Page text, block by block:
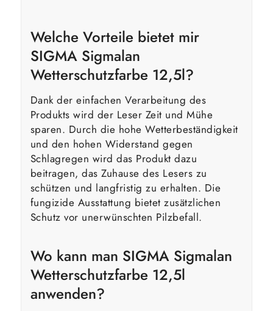
Welche Vorteile bietet mir
SIGMA Sigmalan
Wetterschutzfarbe 12,5l?
Dank der einfachen Verarbeitung des
Produkts wird der Leser Zeit und Mühe
sparen. Durch die hohe Wetterbeständigkeit
und den hohen Widerstand gegen
Schlagregen wird das Produkt dazu
beitragen, das Zuhause des Lesers zu
schützen und langfristig zu erhalten. Die
fungizide Ausstattung bietet zusätzlichen
Schutz vor unerwünschten Pilzbefall.
Wo kann man SIGMA Sigmalan
Wetterschutzfarbe 12,5l
anwenden?